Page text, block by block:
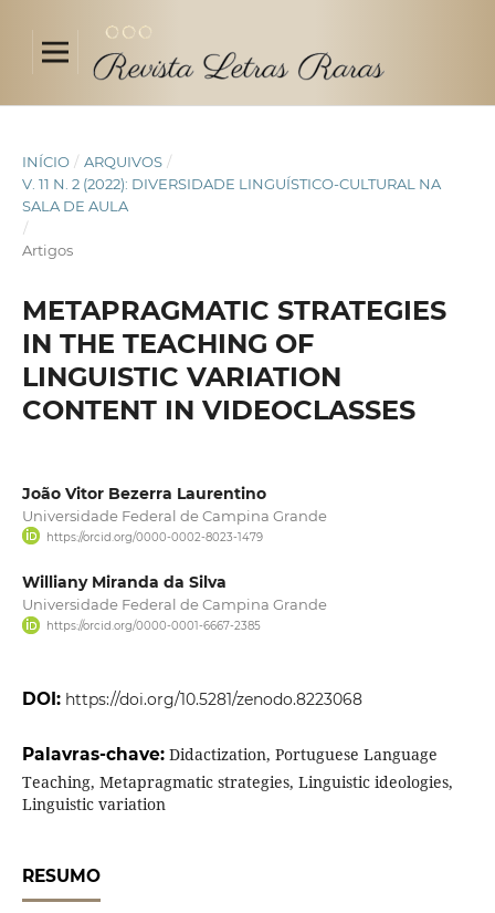
INÍCIO / ARQUIVOS /
V. 11 N. 2 (2022): DIVERSIDADE LINGUÍSTICO-CULTURAL NA
SALA DE AULA
/
Artigos
METAPRAGMATIC STRATEGIES
IN THE TEACHING OF
LINGUISTIC VARIATION
CONTENT IN VIDEOCLASSES
João Vitor Bezerra Laurentino
Universidade Federal de Campina Grande
https://orcid.org/0000-0002-8023-1479
Williany Miranda da Silva
Universidade Federal de Campina Grande
https://orcid.org/0000-0001-6667-2385
DOI: https://doi.org/10.5281/zenodo.8223068
Palavras-chave: Didactization, Portuguese Language
Teaching, Metapragmatic strategies, Linguistic ideologies,
Linguistic variation
RESUMO